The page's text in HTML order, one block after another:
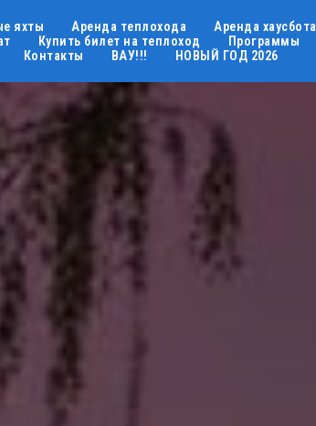
яхты Аренда теплохода
Аренда хаусбота
Купить билет на теплоход
Программы
Контакты ВАУ!!! НОВЫЙ ГОД 2026